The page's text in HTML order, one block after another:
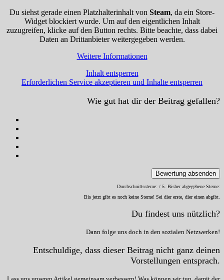
Du siehst gerade einen Platzhalterinhalt von Steam, da ein Store-
Widget blockiert wurde. Um auf den eigentlichen Inhalt
zuzugreifen, klicke auf den Button rechts. Bitte beachte, dass dabei
Daten an Drittanbieter weitergegeben werden.
Weitere Informationen
Inhalt entsperren
Erforderlichen Service akzeptieren und Inhalte entsperren
Wie gut hat dir der Beitrag gefallen?
Bewertung absenden
Durchschnittssterne: / 5. Bisher abgegebene Sterne:
Bis jetzt gibt es noch keine Sterne! Sei dier erste, dier einen abgibt.
Du findest uns nützlich?
Dann folge uns doch in den sozialen Netzwerken!
Entschuldige, dass dieser Beitrag nicht ganz deinen
Vorstellungen entsprach.